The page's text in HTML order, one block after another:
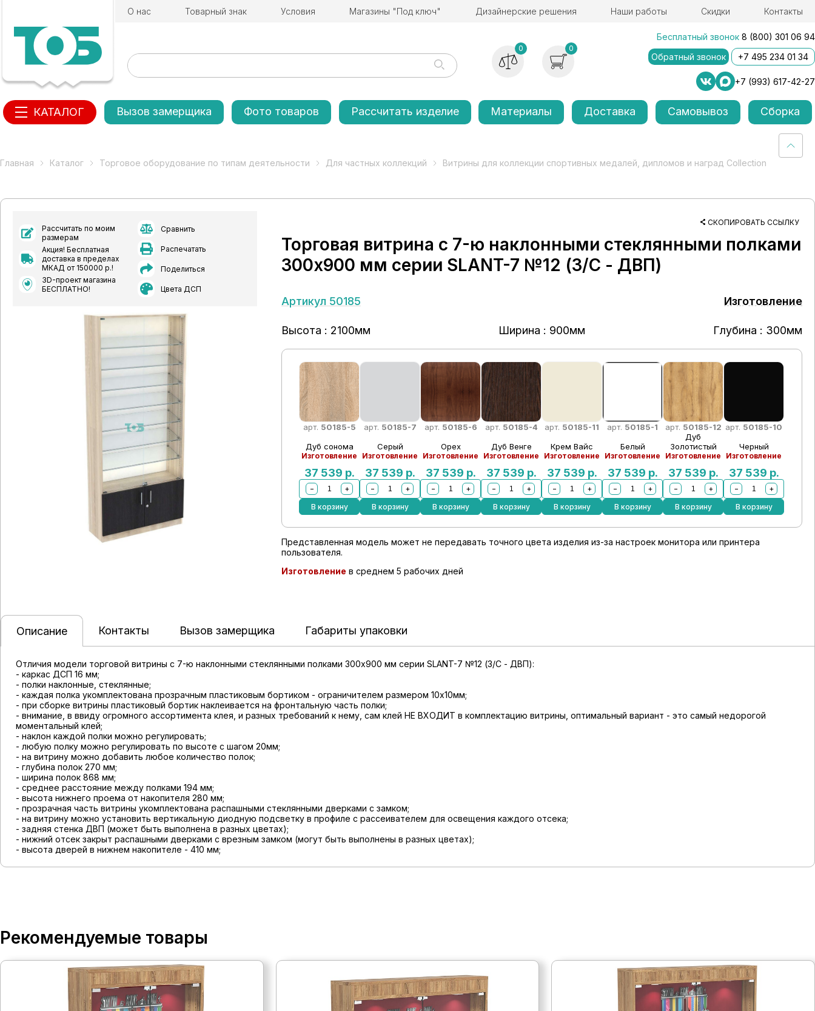
О нас Товарный знак Условия Магазины "Под ключ" Дизайнерские решения Наши работы Скидки Контакты
0 0
Бесплатный звонок 8 (800) 301 06 94
Обратный звонок
+7 495 234 01 34
+7 (993) 617-42-27
КАТАЛОГ Вызов замерщика Фото товаров Рассчитать изделие Материалы Доставка Самовывоз Сборка
Главная Каталог Торговое оборудование по типам деятельности Для частных коллекций Витрины для коллекции спортивных медалей, дипломов и наград Collection
Рассчитать по моим
размерам
Акция! Бесплатная
доставка в пределах
МКАД от 150000 р.!
3D-проект магазина
БЕСПЛАТНО!
Сравнить
Распечатать
Поделиться
Цвета ДСП
СКОПИРОВАТЬ ССЫЛКУ
Торговая витрина с 7-ю наклонными стеклянными полками
300x900 мм серии SLANT-7 №12 (З/C - ДВП)
Артикул 50185 Изготовление
Высота : 2100мм Ширина : 900мм Глубина : 300мм
арт. 50185-5
Дуб сонома
Изготовление
37 539 р.
−
+
В корзину
арт. 50185-7
Серый
Изготовление
37 539 р.
−
+
В корзину
арт. 50185-6
Орех
Изготовление
37 539 р.
−
+
В корзину
арт. 50185-4
Дуб Венге
Изготовление
37 539 р.
−
+
В корзину
арт. 50185-11
Крем Вайс
Изготовление
37 539 р.
−
+
В корзину
арт. 50185-1
Белый
Изготовление
37 539 р.
−
+
В корзину
арт. 50185-12
Дуб
Золотистый
Изготовление
37 539 р.
−
+
В корзину
арт. 50185-10
Черный
Изготовление
37 539 р.
−
+
В корзину
Представленная модель может не передавать точного цвета изделия из-за настроек монитора или принтера
пользователя.
Изготовление в среднем 5 рабочих дней
Описание Контакты Вызов замерщика Габариты упаковки
Отличия модели торговой витрины с 7-ю наклонными стеклянными полками 300x900 мм серии SLANT-7 №12 (З/C - ДВП):
- каркас ДСП 16 мм;
- полки наклонные, стеклянные;
- каждая полка укомплектована прозрачным пластиковым бортиком - ограничителем размером 10х10мм;
- при сборке витрины пластиковый бортик наклеивается на фронтальную часть полки;
- внимание, в ввиду огромного ассортимента клея, и разных требований к нему, сам клей НЕ ВХОДИТ в комплектацию витрины, оптимальный вариант - это самый недорогой
моментальный клей;
- наклон каждой полки можно регулировать;
- любую полку можно регулировать по высоте с шагом 20мм;
- на витрину можно добавить любое количество полок;
- глубина полок 270 мм;
- ширина полок 868 мм;
- среднее расстояние между полками 194 мм;
- высота нижнего проема от накопителя 280 мм;
- прозрачная часть витрины укомплектована распашными стеклянными дверками с замком;
- на витрину можно установить вертикальную диодную подсветку в профиле с рассеивателем для освещения каждого отсека;
- задняя стенка ДВП (может быть выполнена в разных цветах);
- нижний отсек закрыт распашными дверками с врезным замком (могут быть выполнены в разных цветах);
- высота дверей в нижнем накопителе - 410 мм;
Рекомендуемые товары